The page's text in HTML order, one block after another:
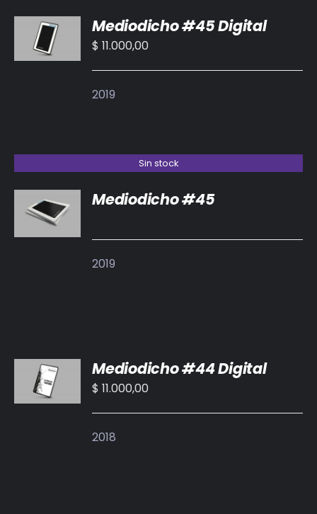
AL
CARRITO
/
Mediodicho #45 Digital
$ 11.000,00
2019
Sin stock
DETALLES
Mediodicho #45
2019
AL
CARRITO
/
Mediodicho #44 Digital
$ 11.000,00
2018